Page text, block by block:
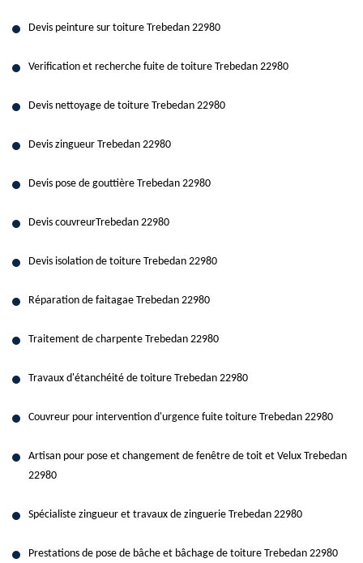
Devis peinture sur toiture Trebedan 22980
Verification et recherche fuite de toiture Trebedan 22980
Devis nettoyage de toiture Trebedan 22980
Devis zingueur Trebedan 22980
Devis pose de gouttière Trebedan 22980
Devis couvreurTrebedan 22980
Devis isolation de toiture Trebedan 22980
Réparation de faitagae Trebedan 22980
Traitement de charpente Trebedan 22980
Travaux d'étanchéité de toiture Trebedan 22980
Couvreur pour intervention d'urgence fuite toiture Trebedan 22980
Artisan pour pose et changement de fenêtre de toit et Velux Trebedan
22980
Spécialiste zingueur et travaux de zinguerie Trebedan 22980
Prestations de pose de bâche et bâchage de toiture Trebedan 22980